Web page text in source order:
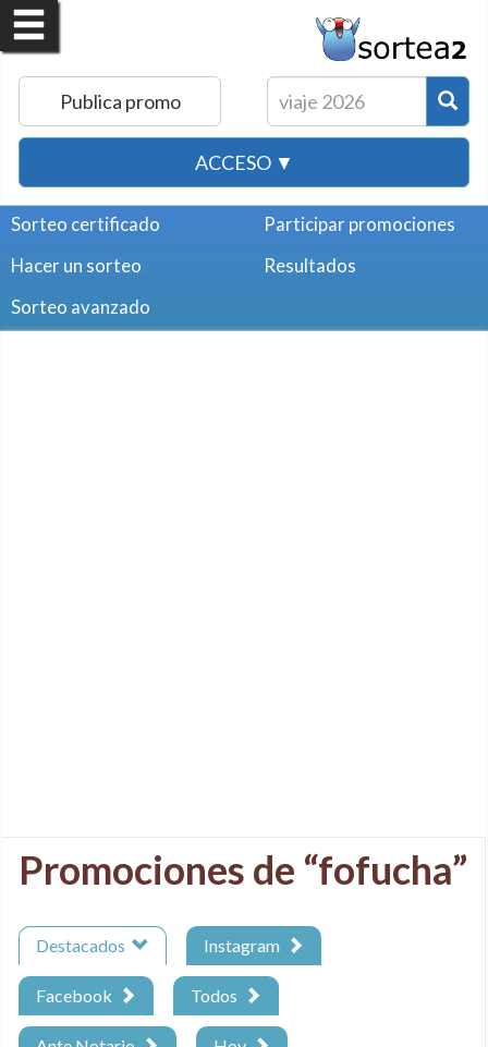
Publica promo
ACCESO ▼
Sorteo certificado
Hacer un sorteo
Sorteo avanzado
Participar promociones
Resultados
Promociones de “fofucha”
Destacados Instagram
Facebook Todos